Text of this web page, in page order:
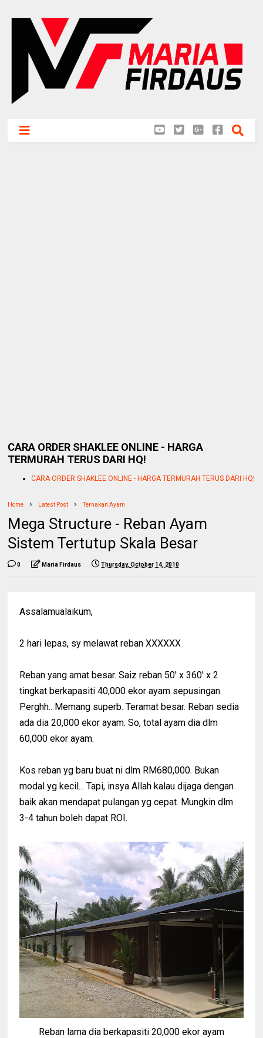
CARA ORDER SHAKLEE ONLINE - HARGA
TERMURAH TERUS DARI HQ!
CARA ORDER SHAKLEE ONLINE - HARGA TERMURAH TERUS DARI HQ!
Home Latest Post Ternakan Ayam
Mega Structure - Reban Ayam
Sistem Tertutup Skala Besar
0 Maria Firdaus Thursday, October 14, 2010
Assalamualaikum,
2 hari lepas, sy melawat reban XXXXXX
Reban yang amat besar. Saiz reban 50' x 360' x 2
tingkat berkapasiti 40,000 ekor ayam sepusingan.
Perghh.. Memang superb. Teramat besar. Reban sedia
ada dia 20,000 ekor ayam. So, total ayam dia dlm
60,000 ekor ayam.
Kos reban yg baru buat ni dlm RM680,000. Bukan
modal yg kecil... Tapi, insya Allah kalau dijaga dengan
baik akan mendapat pulangan yg cepat. Mungkin dlm
3-4 tahun boleh dapat ROI.
Reban lama dia berkapasiti 20,000 ekor ayam